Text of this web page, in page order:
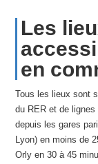
Les
en
Tous les lieux sont
du RER et de
depuis les gares
Lyon) en moins de
Orly en 30 à 45